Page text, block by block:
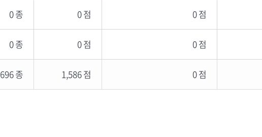
0 종 0 점 0 점
0 종 0 점 0 점
696 종 1,586 점 0 점